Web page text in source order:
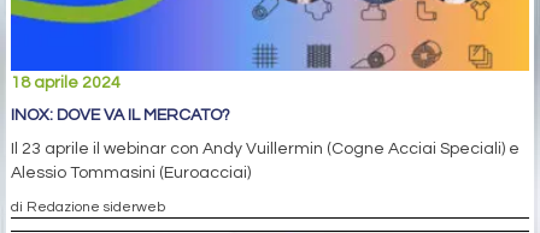
18 aprile 2024
INOX: DOVE VA IL MERCATO?
Il 23 aprile il webinar con Andy Vuillermin (Cogne Acciai Speciali) e
Alessio Tommasini (Euroacciai)
di Redazione siderweb